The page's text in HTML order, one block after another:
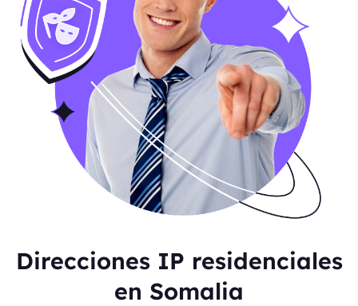
Direcciones IP residenciales
en Somalia